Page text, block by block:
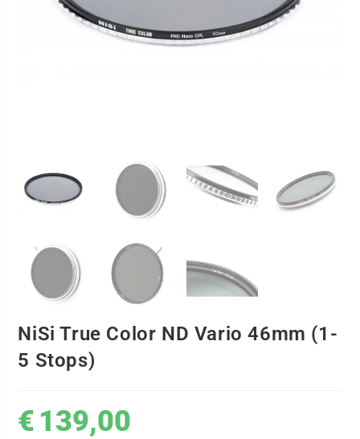
NiSi True Color ND Vario 46mm (1-
5 Stops)
€ 139,00